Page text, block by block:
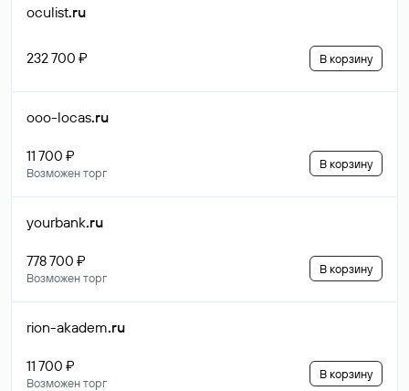
oculist.ru
232 700 ₽ В корзину
ooo-locas.ru
11 700 ₽
Возможен торг
В корзину
yourbank.ru
778 700 ₽
Возможен торг
В корзину
rion-akadem.ru
11 700 ₽
Возможен торг
В корзину